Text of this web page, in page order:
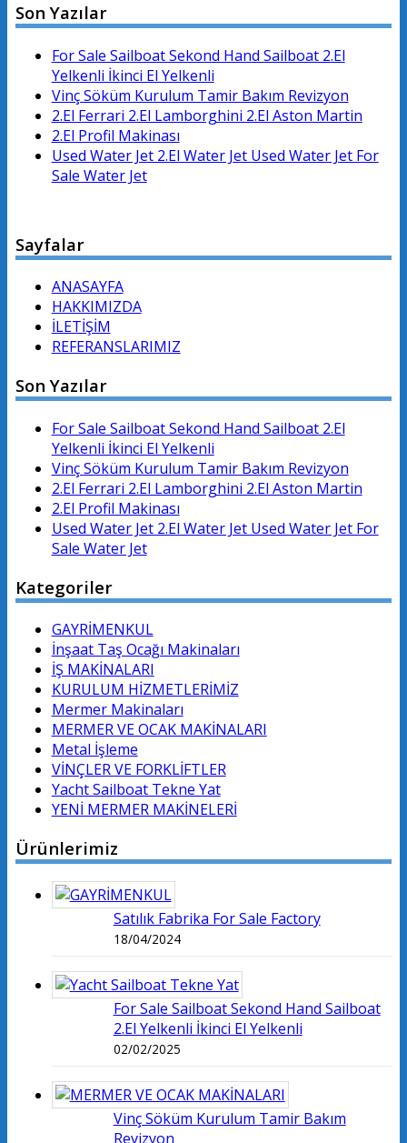
Son Yazılar
For Sale Sailboat Sekond Hand Sailboat 2.El
Yelkenli İkinci El Yelkenli
Vinç Söküm Kurulum Tamir Bakım Revizyon
2.El Ferrari 2.El Lamborghini 2.El Aston Martin
2.El Profil Makinası
Used Water Jet 2.El Water Jet Used Water Jet For
Sale Water Jet
Sayfalar
ANASAYFA
HAKKIMIZDA
İLETİŞİM
REFERANSLARIMIZ
Son Yazılar
For Sale Sailboat Sekond Hand Sailboat 2.El
Yelkenli İkinci El Yelkenli
Vinç Söküm Kurulum Tamir Bakım Revizyon
2.El Ferrari 2.El Lamborghini 2.El Aston Martin
2.El Profil Makinası
Used Water Jet 2.El Water Jet Used Water Jet For
Sale Water Jet
Kategoriler
GAYRİMENKUL
İnşaat Taş Ocağı Makinaları
İŞ MAKİNALARI
KURULUM HİZMETLERİMİZ
Mermer Makinaları
MERMER VE OCAK MAKİNALARI
Metal İşleme
VİNÇLER VE FORKLİFTLER
Yacht Sailboat Tekne Yat
YENİ MERMER MAKİNELERİ
Ürünlerimiz
Satılık Fabrika For Sale Factory
18/04/2024
For Sale Sailboat Sekond Hand Sailboat
2.El Yelkenli İkinci El Yelkenli
02/02/2025
Vinç Söküm Kurulum Tamir Bakım
Revizyon